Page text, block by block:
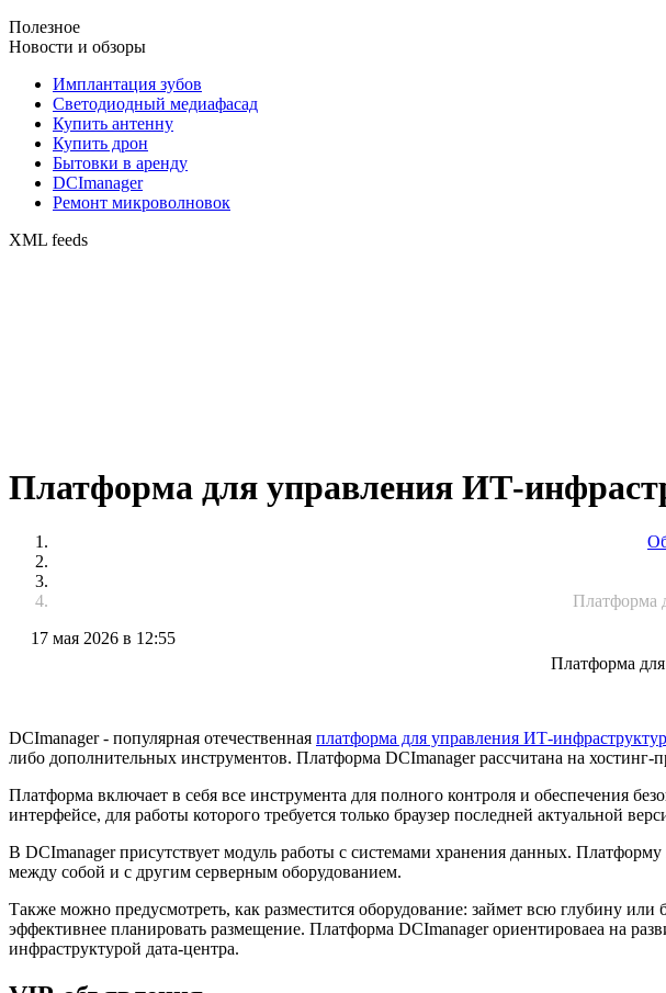
Полезное
Новости и обзоры
Имплантация зубов
Светодиодный медиафасад
Купить антенну
Купить дрон
Бытовки в аренду
DCImanager
Ремонт микроволновок
XML feeds
Платформа для управления ИТ-
Платформа
17 мая 2026 в 12:55
Платформа
DCImanager - популярная отечественная платформа для управления ИТ-
либо дополнительных инструментов. Платформа DCImanager рассчитана на
Платформа включает в себя все инструмента для полного контроля и обеспечения
интерфейсе, для работы которого требуется только браузер последней актуальной
В DCImanager присутствует модуль работы с системами хранения данных.
между собой и с другим серверным оборудованием.
Также можно предусмотреть, как разместится оборудование: займет всю глубину
эффективнее планировать размещение. Платформа DCImanager ориентироваеа на
инфраструктурой дата-центра.